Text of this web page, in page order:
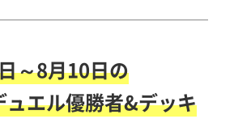
￣￣￣￣￣￣￣￣￣￣￣￣￣￣￣￣￣
～8月10日の
エル優勝者&デッキ